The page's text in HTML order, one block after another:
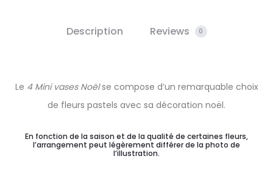
Description Reviews 0
Le 4 Mini vases Noëlse compose d’un remarquable choix
de fleurs pastels avec sa décoration noël.
En fonction de la saison et de la qualité de certaines fleurs,
l’arrangement peut légèrement différer de la photo de
l’illustration.